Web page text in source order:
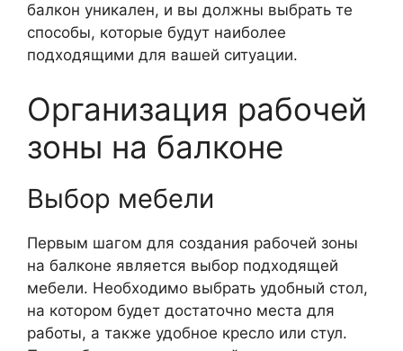
балкон уникален, и вы должны выбрать те
способы, которые будут наиболее
подходящими для вашей ситуации.
Организация рабочей
зоны на балконе
Выбор мебели
Первым шагом для создания рабочей зоны
на балконе является выбор подходящей
мебели. Необходимо выбрать удобный стол,
на котором будет достаточно места для
работы, а также удобное кресло или стул.